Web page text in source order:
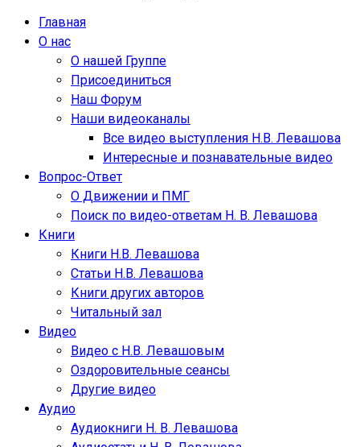
Главная
О нас
О нашей Группе
Присоединиться
Наш Форум
Наши видеоканалы
Все видео выступления Н.В. Левашова
Интересные и познавательные видео
Вопрос-Ответ
О Движении и ПМГ
Поиск по видео-ответам Н. В. Левашова
Книги
Книги Н.В. Левашова
Статьи Н.В. Левашова
Книги других авторов
Читальный зал
Видео
Видео с Н.В. Левашовым
Оздоровительные сеансы
Другие видео
Аудио
Аудиокниги Н. В. Левашова